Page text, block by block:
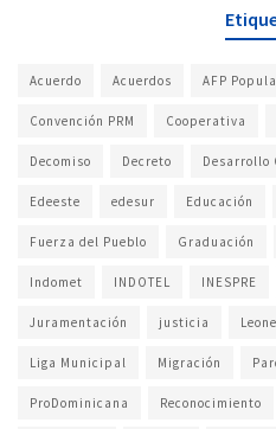
Acuerdo Acuerdos AFP
Convención PRM Cooperativa
Decomiso Decreto Desarrollo
Edeeste edesur Educación
Fuerza del Pueblo Graduación
Indomet INDOTEL INESPRE
Juramentación justicia
Liga Municipal Migración
ProDominicana Reconocimiento